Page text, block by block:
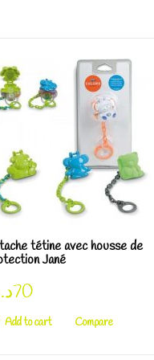
tétine avec housse de
Jané
70
Add to cart Compare